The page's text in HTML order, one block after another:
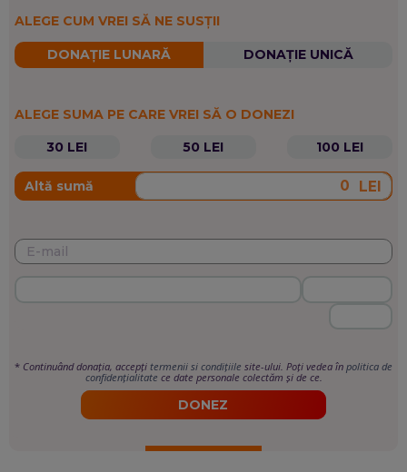
ALEGE CUM VREI SĂ NE SUSȚII
DONAȚIE LUNARĂ DONAȚIE UNICĂ
ALEGE SUMA PE CARE VREI SĂ O DONEZI
30 LEI
50 LEI 100 LEI
Altă sumă LEI
* Continuând donația, accepți termenii si condițiile site-ului. Poți vedea în politica de
confidențialitate ce date personale colectăm și de ce.
DONEZ